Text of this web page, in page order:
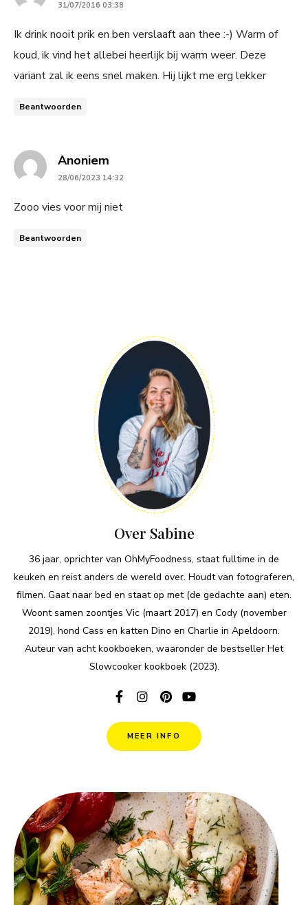
31/07/2016 03:38
Ik drink nooit prik en ben verslaaft aan thee :-) Warm of
koud, ik vind het allebei heerlijk bij warm weer. Deze
variant zal ik eens snel maken. Hij lijkt me erg lekker
Beantwoorden
Anoniem
28/06/2023 14:32
Zooo vies voor mij niet
Beantwoorden
Over Sabine
36 jaar, oprichter van OhMyFoodness, staat fulltime in de
keuken en reist anders de wereld over. Houdt van fotograferen,
filmen. Gaat naar bed en staat op met (de gedachte aan) eten.
Woont samen zoontjes Vic (maart 2017) en Cody (november
2019), hond Cass en katten Dino en Charlie in Apeldoorn.
Auteur van acht kookboeken, waaronder de bestseller Het
Slowcooker kookboek (2023).
MEER INFO